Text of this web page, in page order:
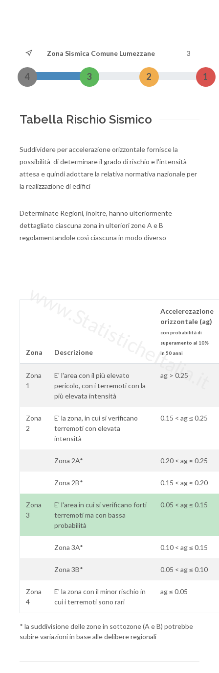
Zona Sismica Comune Lumezzane 3
4 3 2 1
Tabella Rischio Sismico
Suddividere per accelerazione orizzontale fornisce la
possibilità di determinare il grado di rischio e l'intensità
attesa e quindi adottare la relativa normativa nazionale per
la realizzazione di edifici
Determinate Regioni, inoltre, hanno ulteriormente
dettagliato ciascuna zona in ulteriori zone A e B
regolamentandole così ciascuna in modo diverso
Zona Descrizione
Accelerezazione
orizzontale (ag)
con probabilità di
superamento al 10%
in 50 anni
Zona
1
E' l'area con il più elevato
pericolo, con i terremoti con la
più elevata intensità
ag > 0.25
Zona
2
E' la zona, in cui si verificano
terremoti con elevata
intensità
0.15 < ag ≤ 0.25
Zona 2A* 0.20 < ag ≤ 0.25
Zona 2B* 0.15 < ag ≤ 0.20
Zona
3
E' l'area in cui si verificano forti
terremoti ma con bassa
probabilità
0.05 < ag ≤ 0.15
Zona 3A* 0.10 < ag ≤ 0.15
Zona 3B* 0.05 < ag ≤ 0.10
Zona
4
E' la zona con il minor rischio in
cui i terremoti sono rari
ag ≤ 0.05
www.StatisticheItalia.it
* la suddivisione delle zone in sottozone (A e B) potrebbe
subire variazioni in base alle delibere regionali